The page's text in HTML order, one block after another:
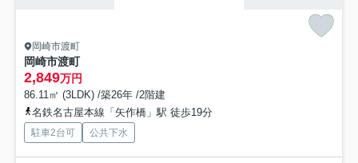
岡崎市渡町
岡崎市渡町
2,849万円
86.11㎡ (3LDK) /築26年 /2階建
名鉄名古屋本線「矢作橋」駅 徒歩19分
駐車2台可 公共下水